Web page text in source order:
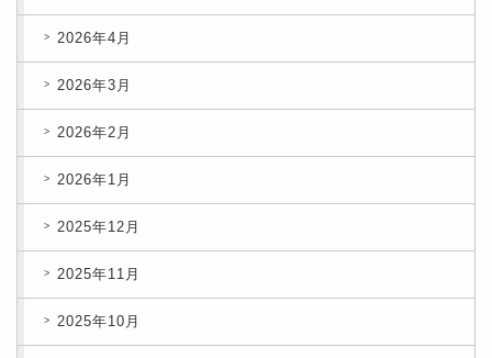
2026年4月
2026年3月
2026年2月
2026年1月
2025年12月
2025年11月
2025年10月